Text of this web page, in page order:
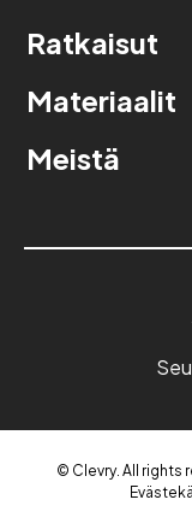
Ratkaisut
Materiaalit
Meistä
© Clevry. All rights